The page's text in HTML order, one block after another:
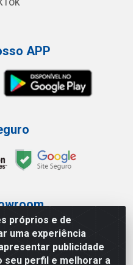
próprios e de
uma experiência
publicidade
seu perfil e melhorar a
APP
0546
- São Paulo/SP